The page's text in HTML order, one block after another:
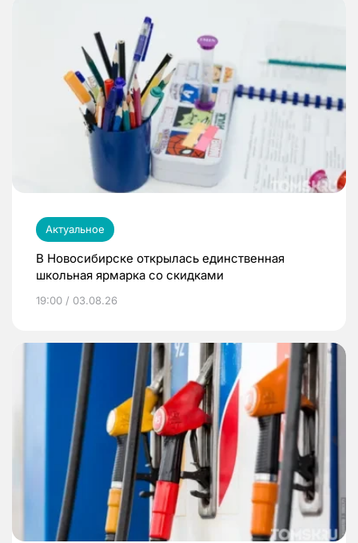
Актуальное
В Новосибирске открылась единственная
школьная ярмарка со скидками
19:00 / 03.08.26